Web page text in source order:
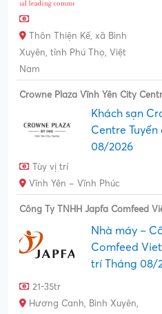
Thôn Thiện Kế, xã Bình
Xuyên, tỉnh Phú Thọ, Việt
Nam
Crowne Plaza Vĩnh Yên City
Khách sạn
Centre
08/2026
Tùy vị trí
Vĩnh Yên – Vĩnh Phúc
Công Ty TNHH Japfa Comfeed
Nhà máy –
Comfeed
trí Tháng 08/
21-35tr
Hương Canh, Bình Xuyên,